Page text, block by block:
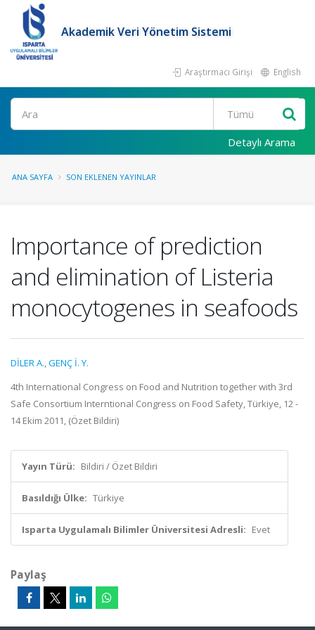
Akademik Veri Yönetim Sistemi
Araştırmacı Girişi English
Ara
Detaylı Arama
ANA SAYFA SON EKLENEN YAYINLAR
Importance of prediction
and elimination of Listeria
monocytogenes in seafoods
DİLER A.,GENÇ İ. Y.
4th International Congress on Food and Nutrition together with 3rd
Safe Consortium Interntional Congress on Food Safety, Türkiye, 12 -
14 Ekim 2011, (Özet Bildiri)
Yayın Türü: Bildiri / Özet Bildiri
Basıldığı Ülke: Türkiye
Isparta Uygulamalı Bilimler Üniversitesi Adresli: Evet
Paylaş